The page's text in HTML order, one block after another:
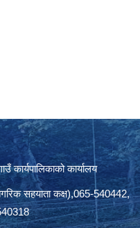
कार्यपालिकाको कार्यालय
सहयाता कक्ष),065-540442,